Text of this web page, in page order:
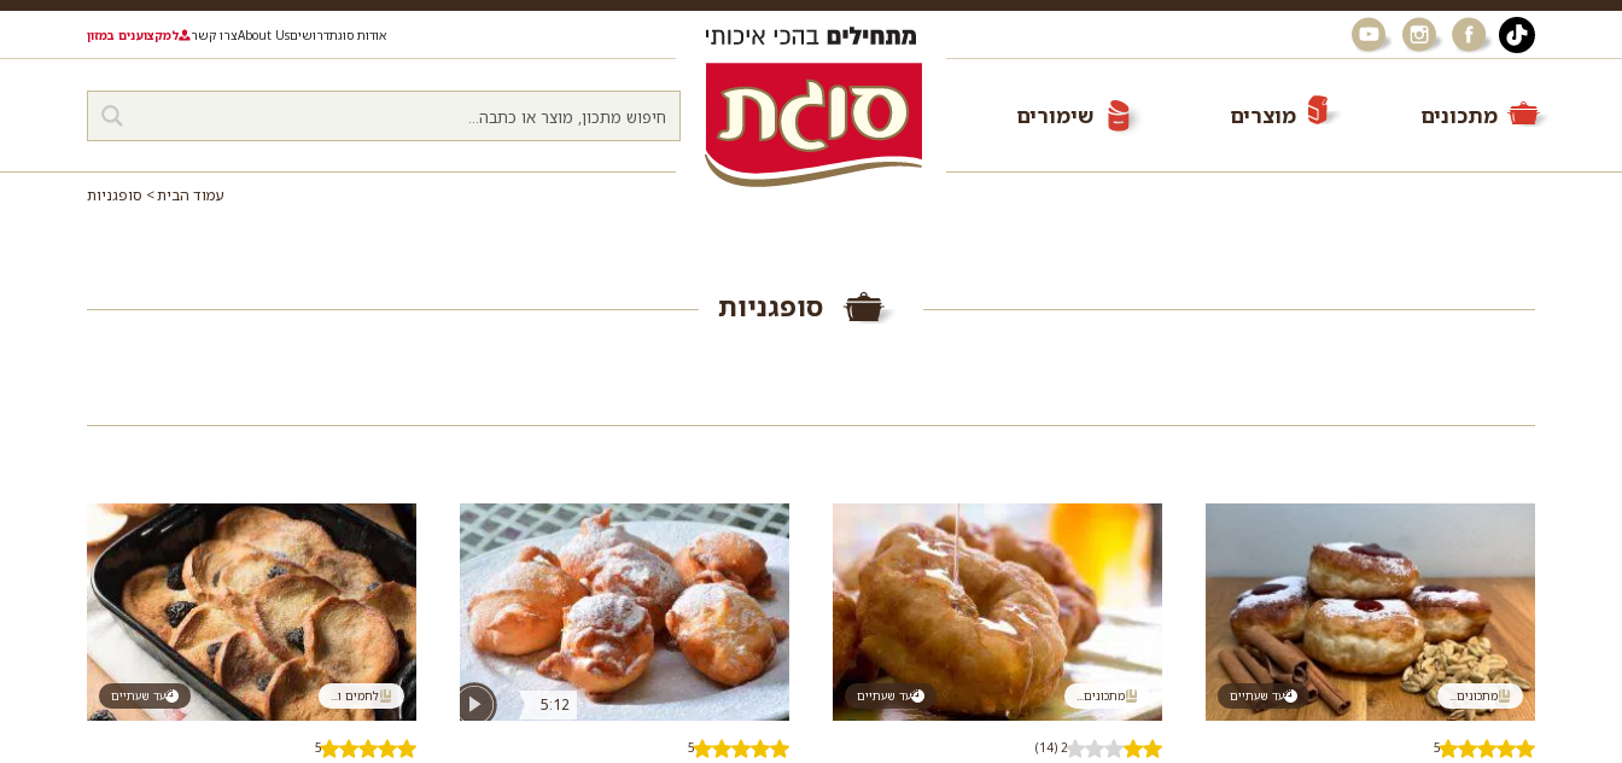
אודות סוגתדרושיםAbout Usצרו קשר למקצוענים במזון
מתכונים מוצרים שימורים
עמוד הבית סופגניות
סופגניות
עד שעתיים מתכונים...
5
עד שעתיים מתכונים...
2 (14)
5:12
5
עד שעתיים לחמים ו...
5